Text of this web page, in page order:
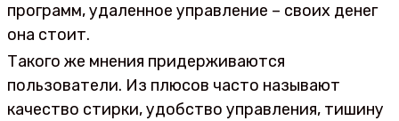
программ, удаленное управление – своих денег
она стоит.
Такого же мнения придерживаются
пользователи. Из плюсов часто называют
качество стирки, удобство управления, тишину